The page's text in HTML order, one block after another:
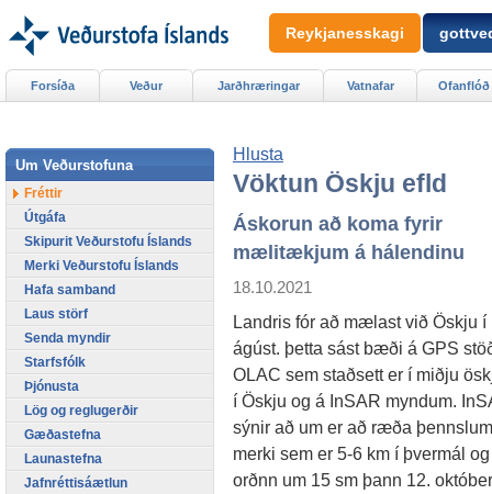
Hlusta
Vöktun Öskju efld
Áskorun að koma fyrir
mælitækjum á hálendinu
18.10.2021
Landris fór að mælast við Öskju í
ágúst. þetta sást bæði á GPS
OLAC sem staðsett er í miðju
í Öskju og á InSAR myndum.
sýnir að um er að ræða
merki sem er 5-6 km í þvermál
orðnn um 15 sm þann 12.
Forsíða Veður Jarðhræringar Vatnafar Ofanflóð
Um Veðurstofuna
Fréttir
Útgáfa
Skipurit Veðurstofu Íslands
Merki Veðurstofu Íslands
Hafa samband
Laus störf
Senda myndir
Starfsfólk
Þjónusta
Lög og reglugerðir
Gæðastefna
Launastefna
Jafnréttisáætlun
Reykjanesskagi